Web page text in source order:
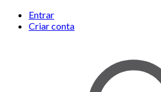
Entrar
Criar conta